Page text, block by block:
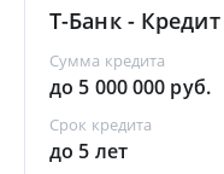
Т-Банк -
Сумма кредита
до 5 000 000 руб.
Срок кредита
до 5 лет